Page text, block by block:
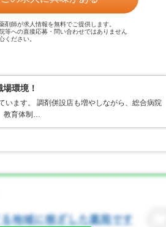
剤師が求人情報を無料でご提供します。
等への直接応募・問い合わせではありません
ください。
環境！
います。 調剤併設店も増やしながら、総合病院
教育体制…